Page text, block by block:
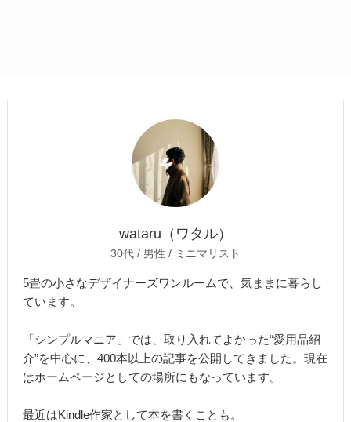
wataru（ワタル）
30代 / 男性 / ミニマリスト
5畳の小さなデザイナーズワンルームで、気ままに暮らし
ています。
「シンプルマニア」では、取り入れてよかった“愛用品紹
介”を中心に、400本以上の記事を公開してきました。現在
はホームページとしての場所にもなっています。
最近はKindle作家として本を書くことも。